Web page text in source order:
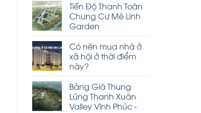
Tiến Độ Thanh Toán
Chung Cư Mê Linh
Garden
Có nên mua nhà ở
xã hội ở thời điểm
này?
Bảng Giá Thung
Lũng Thanh Xuân
Valley Vĩnh Phúc -